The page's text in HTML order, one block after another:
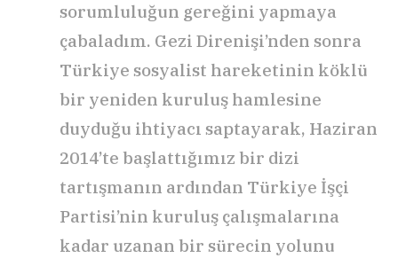
sorumluluğun gereğini yapmaya
çabaladım. Gezi Direnişi’nden sonra
Türkiye sosyalist hareketinin köklü
bir yeniden kuruluş hamlesine
duyduğu ihtiyacı saptayarak, Haziran
2014’te başlattığımız bir dizi
tartışmanın ardından Türkiye İşçi
Partisi’nin kuruluş çalışmalarına
kadar uzanan bir sürecin yolunu